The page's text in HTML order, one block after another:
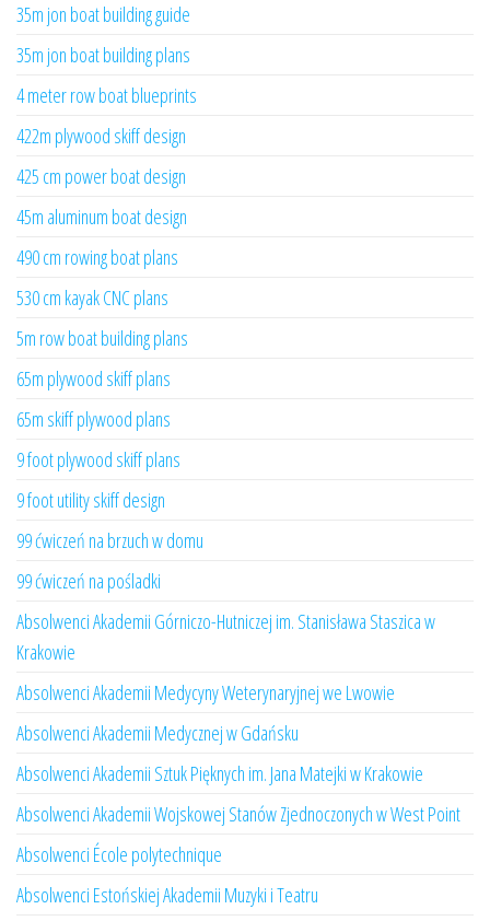
35m jon boat building guide
35m jon boat building plans
4 meter row boat blueprints
422m plywood skiff design
425 cm power boat design
45m aluminum boat design
490 cm rowing boat plans
530 cm kayak CNC plans
5m row boat building plans
65m plywood skiff plans
65m skiff plywood plans
9 foot plywood skiff plans
9 foot utility skiff design
99 ćwiczeń na brzuch w domu
99 ćwiczeń na pośladki
Absolwenci Akademii Górniczo-Hutniczej im. Stanisława Staszica w
Krakowie
Absolwenci Akademii Medycyny Weterynaryjnej we Lwowie
Absolwenci Akademii Medycznej w Gdańsku
Absolwenci Akademii Sztuk Pięknych im. Jana Matejki w Krakowie
Absolwenci Akademii Wojskowej Stanów Zjednoczonych w West Point
Absolwenci École polytechnique
Absolwenci Estońskiej Akademii Muzyki i Teatru